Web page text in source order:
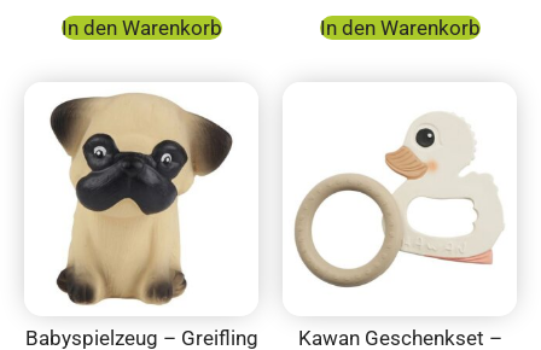
In den Warenkorb In den Warenkorb
Babyspielzeug – Greifling
Kawan Geschenkset –